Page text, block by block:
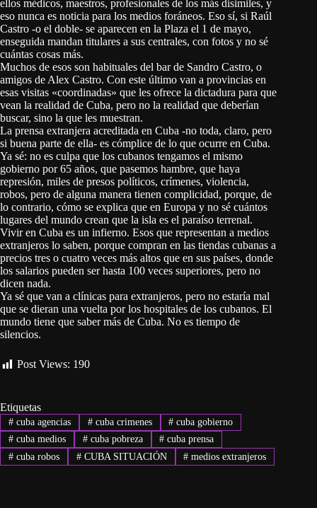
ellos médicos, maestros, profesionales de los más disimiles, y
eso nunca es noticia para los medios foráneos. Eso sí, si Raúl
Castro -o el doble- se aparecen en la Plaza el 1 de mayo,
enseguida mandan titulares a sus centrales, con fotos y no sé
cuántas cosas más.
Muchos de esos son habituales del bar de Sandro Castro, o
amigos de Alex Castro. Con este último van a provincias en
esas visitas «coordinadas» que les ofrece la dictadura para que
vean la realidad de Cuba, pero no la realidad que deberían
buscar, sino la que les muestran.
La prensa extranjera acreditada en Cuba -no toda, claro, pero
si buena parte de ella- es cómplice de lo que ocurre en Cuba.
Ya sé: no es culpa que los cubanos tengamos el mismo
gobierno por 65 años, que pasemos hambre, que haya
represión, miles de presos políticos, crímenes, violencia,
robos, pero de alguna manera tienen complicidad, porque, de
lo contrario, cómo se explica que en Europa y no sé cuántos
lugares del mundo crean que la isla es el paraíso terrenal.
Vivir en Cuba es un infierno. Esos que representan a medios
extranjeros lo saben, porque compran en las tiendas cubanas a
precios tres o cuatro veces más altos que en sus países, donde
los salarios pueden ser hasta 100 veces superiores, pero no
dicen nada.
Ya sé que van a clínicas para extranjeros, pero no estaría mal
que se dieran una vuelta por los hospitales de los cubanos. El
mundo tiene que saber más de Cuba. No es tiempo de
silencios.
Post Views: 190
Etiquetas
#cuba agencias #cuba crimenes # cuba gobierno
#cuba medios #cuba pobreza # cuba prensa
#cuba robos #CUBA SITUACIÓN # medios extranjeros